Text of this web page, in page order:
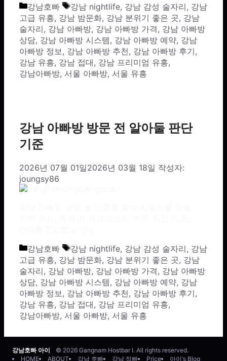
카테고리
강남호빠 태그
강남 nightlife, 강남 감성 술자리, 강남
고급 유흥, 강남 밤문화, 강남 분위기 좋은 곳, 강남
술자리, 강남 아빠방, 강남 아빠방 가격, 강남 아빠방
상담, 강남 아빠방 시스템, 강남 아빠방 예약, 강남
아빠방 정보 , 강남 아빠방 추천, 강남 아빠방 후기,
강남 유흥, 강남 접대, 강남 프리미엄 유흥,
강남아빠방, 서울 아빠방, 서울 유흥
강남 아빠방 방문 전 알아둘 판단
기준
2026년 07월 01일2026년 03월 18일 작성자:
joungsy86
카테고리
강남호빠 태그
강남 nightlife, 강남 감성 술자리, 강남
고급 유흥, 강남 밤문화, 강남 분위기 좋은 곳, 강남
술자리, 강남 아빠방, 강남 아빠방 가격, 강남 아빠방
상담, 강남 아빠방 시스템, 강남 아빠방 예약, 강남
아빠방 정보 , 강남 아빠방 추천, 강남 아빠방 후기,
강남 유흥, 강남 접대, 강남 프리미엄 유흥,
강남아빠방, 서울 아빠방, 서울 유흥
강남호빠 아이
© 2026 Gangnam Hostbar I. All rights reserved.
HOME
ABOUT 강남 호빠 강남 정빠 Price 아이’s Blog